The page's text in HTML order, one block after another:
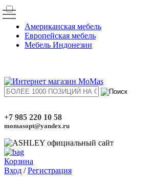
Американская мебель
Европейская мебель
Мебель Индонезии
+7 985 220 10 58
momasopt@yandex.ru
Корзина
Вход /Регистрация